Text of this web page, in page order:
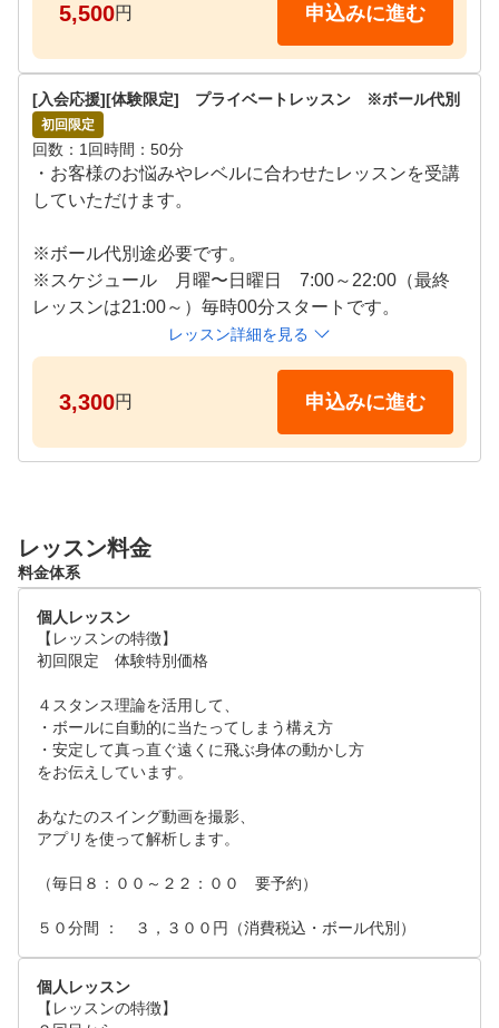
5,500円 申込みに進む
[入会応援][体験限定]　プライベートレッスン　※ボール代別
初回限定
回数 1回時間 50分
・お客様のお悩みやレベルに合わせたレッスンを受講
していただけます。
※ボール代別途必要です。
※スケジュール　月曜〜日曜日　7:00～22:00（最終
レッスンは21:00～）毎時00分スタートです。
レッスン詳細を見る
3,300円 申込みに進む
レッスン料金
料金体系
個人レッスン
【レッスンの特徴】
初回限定　体験特別価格
４スタンス理論を活用して、
・ボールに自動的に当たってしまう構え方
・安定して真っ直ぐ遠くに飛ぶ身体の動かし方
をお伝えしています。
あなたのスイング動画を撮影、
アプリを使って解析します。
（毎日８：００～２２：００　要予約）
５０分間 ：　３，３００円（消費税込・ボール代別）
個人レッスン
【レッスンの特徴】